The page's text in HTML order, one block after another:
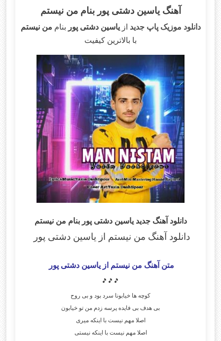
آهنگ یاسین دشتی پور بنام من نیستم
دانلود موزیک پاپ جدید ازیاسین دشتی پور بنام من نیستم
با بالاترین کیفیت
دانلود آهنگ جدید یاسین دشتی پور بنام من نیستم
دانلود آهنگ من نیستم از یاسین دشتی پور
متن آهنگ من نیستم از یاسین دشتی پور
🎵🎵🎵
کوچه ها خیابونا سرد بود و بی روح
بی هدف بی فایده پرسه زدم من تو خیابون
اصلا مهم نیست با اینکه میری
اصلا مهم نیست با اینکه نیستی